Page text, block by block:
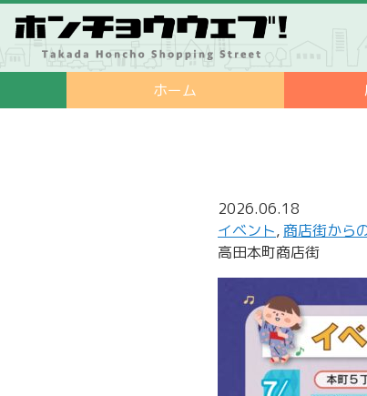
ホーム
2026.06.18
イベント, 商店街から
高田本町商店街